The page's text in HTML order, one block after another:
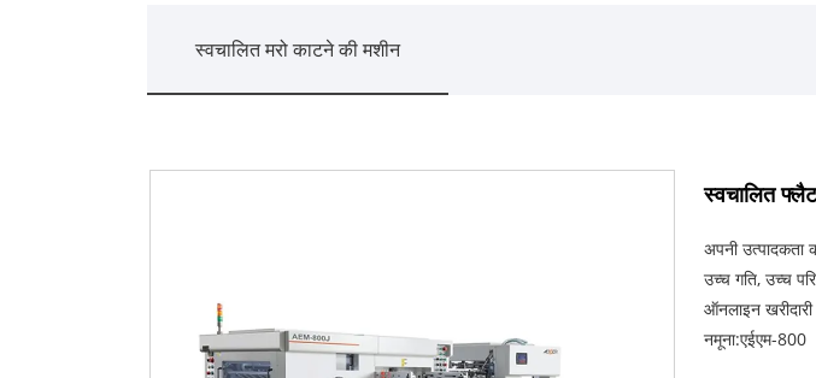
स्वचालित मरो काटने की मशीन
स्वचालित
अपनी उत्पादकता
उच्च गति, उच्च
ऑनलाइन
नमूना:एईएम-800